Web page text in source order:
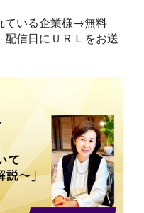
ている企業様→無料
日にＵＲＬをお送